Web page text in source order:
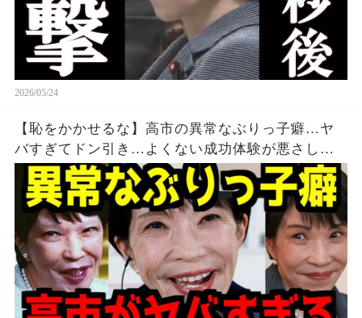
2026/05/24
【恥をかかせるな】高市の異常なぶりっ子癖…ヤ
バすぎてドン引き…よくない成功体験が悪さして
るよねこれ…【ネトウヨ】【自民党】【高市早
苗】